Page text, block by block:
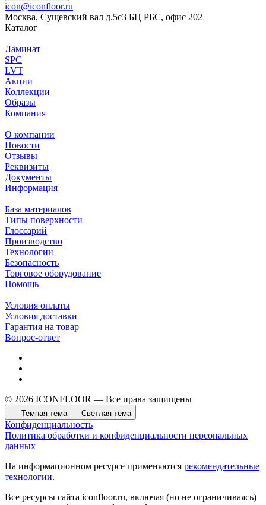
icon@iconfloor.ru
Москва, Сущевский вал д.5с3 БЦ РБС, офис 202
Каталог
Ламинат
SPC
LVT
Акции
Коллекции
Образы
Компания
О компании
Новости
Отзывы
Реквизиты
Документы
Информация
База материалов
Типы поверхности
Глоссарий
Производство
Технологии
Безопасность
Торговое оборудование
Помощь
Условия оплаты
Условия доставки
Гарантия на товар
Вопрос-ответ
© 2026 ICONFLOOR — Все права защищены
Темная тема Светлая тема
Конфиденциальность
Политика обработки и конфиденциальности персональных
данных
На информационном ресурсе применяются рекомендательные
технологии.
Все ресурсы сайта iconfloor.ru, включая (но не ограничиваясь)